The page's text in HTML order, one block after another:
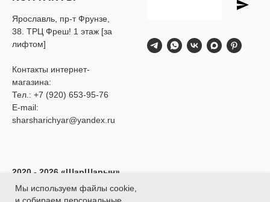
Ярославль, пр-т Фрунзе,
38. ТРЦ Фреш! 1 этаж [за
лифтом]
Контакты интернет-
магазина:
Тел.: +7 (920) 653-95-76
E-mail:
sharsharichyar@yandex.ru
2020 - 2026 «ШарШарыч»
- Доставка воздушных
шаров в Ярославле.
Мы используем файлы cookie,